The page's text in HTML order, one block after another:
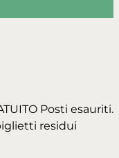
Posti esauriti.
residui